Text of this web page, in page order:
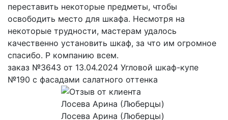
переставить некоторые предметы, чтобы
освободить место для шкафа. Несмотря на
некоторые трудности, мастерам удалось
качественно установить шкаф, за что им огромное
спасибо. Р компанию всем.
заказ №3643 от 13.04.2024 Угловой шкаф-купе
№190 с фасадами салатного оттенка
Лосева Арина (Люберцы)